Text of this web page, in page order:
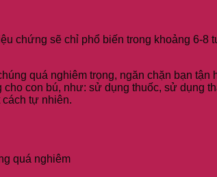
chứng sẽ chỉ phổ biến trong khoảng 6-8
quá nghiêm trọng, ngăn chặn bạn
con bú, như: sử dụng thuốc, sử dụng
tự nhiên.
quá nghiêm